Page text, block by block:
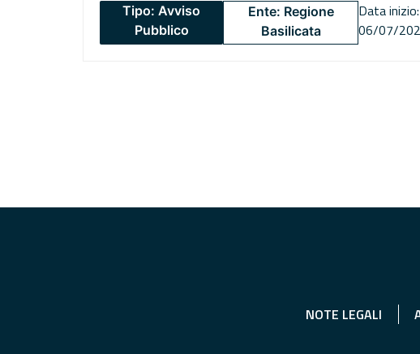
Tipo: Avviso
Pubblico
Ente: Regione
Basilicata
Data inizio:
06/07/
NOTE LEGALI